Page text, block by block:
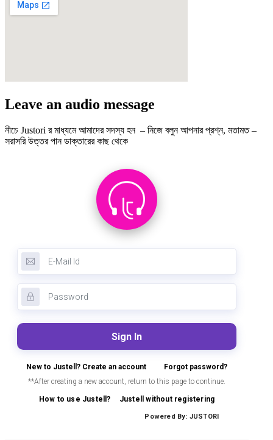
Leave an audio message
নীচে Justori র মাধ্যমে আমাদের সদস্য হন – নিজে বলুন আপনার প্রশ্ন, মতামত –
সরাসরি উত্তর পান ডাক্তারের কাছ থেকে